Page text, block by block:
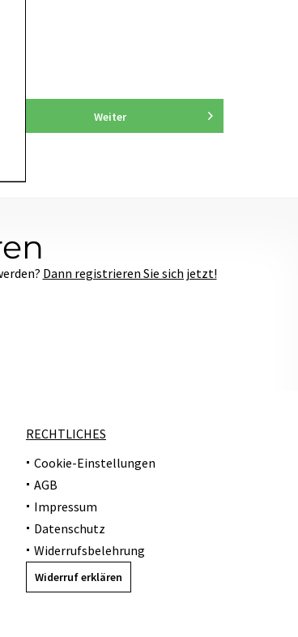
Weiter
Dann registrieren Sie sich jetzt!
RECHTLICHES
Cookie-Einstellungen
AGB
Impressum
Datenschutz
Widerrufsbelehrung
Widerruf erklären